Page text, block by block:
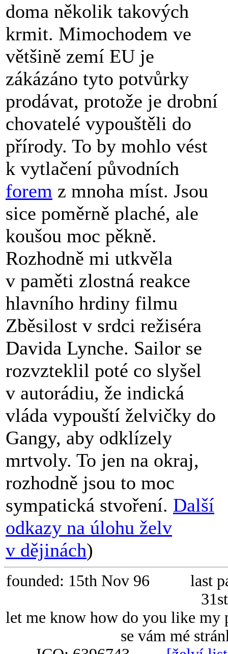
doma několik takových
krmit. Mimochodem ve
většině zemí EU je
zákázáno tyto potvůrky
prodávat, protože je drobní
chovatelé vypouštěli do
přírody. To by mohlo vést
k vytlačení původních
forem z mnoha míst. Jsou
sice poměrně plaché, ale
koušou moc pěkně.
Rozhodně mi utkvěla
v paměti zlostná reakce
hlavního hrdiny filmu
Zběsilost v srdci režiséra
Davida Lynche. Sailor se
rozvzteklil poté co slyšel
v autorádiu, že indická
vláda vypouští želvičky do
Gangy, aby odklízely
mrtvoly. To jen na okraj,
rozhodně jsou to moc
sympatická stvoření. Další
odkazy na úlohu želv
v dějinách)
founded: 15th Nov 96 last
let me know how do you like my
se vám mé